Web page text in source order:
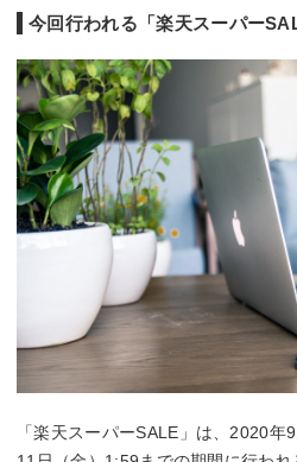
今回行われる「楽天スーパー
「楽天スーパーSALE」は、2020